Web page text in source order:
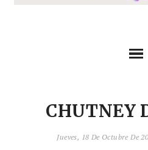
CHUTNEY
Jueves, 18 De Octubre De